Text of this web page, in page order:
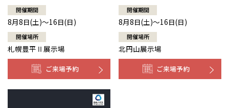
開催期間
8月8日(土)～16日(日)
開催場所
札幌豊平Ⅱ展示場
ご来場予約
開催期間
8月8日(土)～16日(日)
開催場所
北円山展示場
ご来場予約